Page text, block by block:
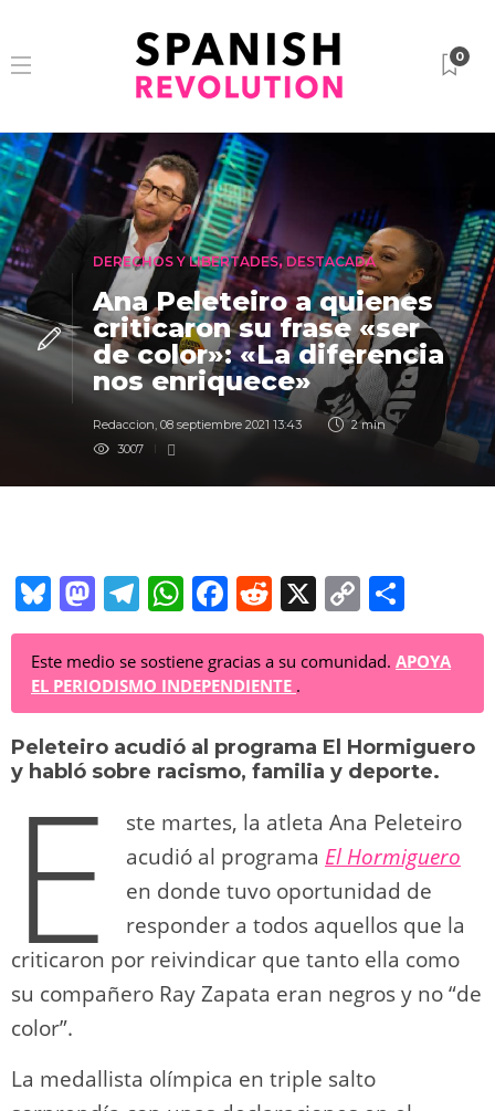
0
DERECHOS Y LIBERTADES, DESTACADA
Ana Peleteiro a quienes
criticaron su frase «ser
de color»: «La diferencia
nos enriquece»
Redaccion, 08 septiembre 2021 13:43
2 min
3007
Bl
u
e
sk
y
M
a
st
o
d
o
n
T
el
e
gr
a
m
W
h
at
s
A
p
p
F
a
c
e
b
o
o
k
R
e
d
di
t
X
C
o
p
y
Li
n
k
o
m
p
ar
tir
Este medio se sostiene gracias a su comunidad. APOYA
EL PERIODISMO INDEPENDIENTE .
Peleteiro acudió al programa El Hormiguero
y habló sobre racismo, familia y deporte.
E
ste martes, la atleta Ana Peleteiro
acudió al programa El Hormiguero
en donde tuvo oportunidad de
responder a todos aquellos que la
criticaron por reivindicar que tanto ella como
su compañero Ray Zapata eran negros y no “de
color”.
La medallista olímpica en triple salto